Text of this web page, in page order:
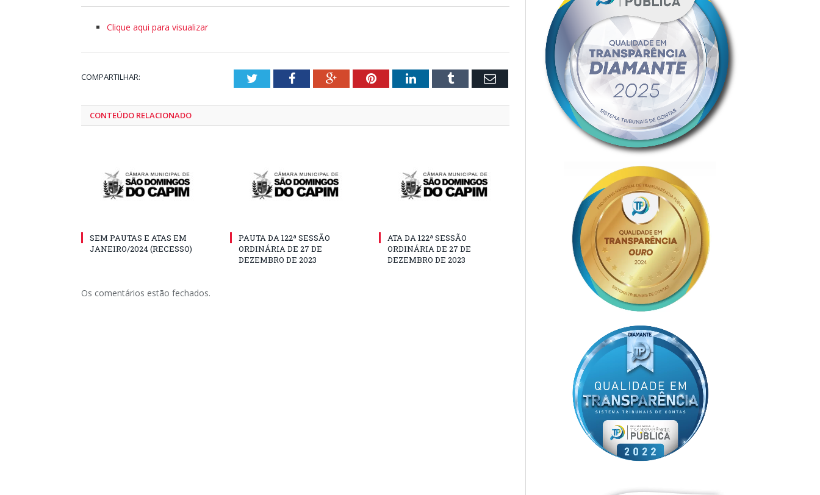
Clique aqui para visualizar
COMPARTILHAR: TwitterFacebookGoogle+PinterestLinkedInTumblr Email
CONTEÚDO RELACIONADO
SEM PAUTAS E ATAS EM
JANEIRO/2024 (RECESSO)
PAUTA DA 122ª SESSÃO
ORDINÁRIA DE 27 DE
DEZEMBRO DE 2023
ATA DA 122ª SESSÃO
ORDINÁRIA DE 27 DE
DEZEMBRO DE 2023
Os comentários estão fechados.